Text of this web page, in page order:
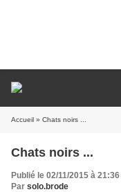
Accueil » Chats noirs ...
Chats noirs ...
Publié le 02/11/2015 à 21:36
Par solo.brode